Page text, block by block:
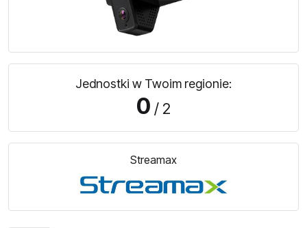
Jednostki w Twoim regionie:
0 / 2
Streamax